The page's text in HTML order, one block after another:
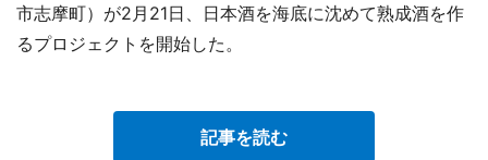
市志摩町）が2月21日、日本酒を海底に沈めて熟成酒を作
るプロジェクトを開始した。
記事を読む